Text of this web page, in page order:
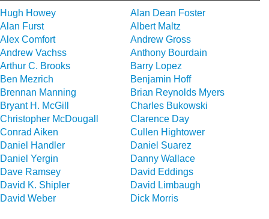
Hugh Howey
Alan Dean Foster
Alan Furst
Albert Maltz
Alex Comfort
Andrew Gross
Andrew Vachss
Anthony Bourdain
Arthur C. Brooks
Barry Lopez
Ben Mezrich
Benjamin Hoff
Brennan Manning
Brian Reynolds Myers
Bryant H. McGill
Charles Bukowski
Christopher McDougall
Clarence Day
Conrad Aiken
Cullen Hightower
Daniel Handler
Daniel Suarez
Daniel Yergin
Danny Wallace
Dave Ramsey
David Eddings
David K. Shipler
David Limbaugh
David Weber
Dick Morris